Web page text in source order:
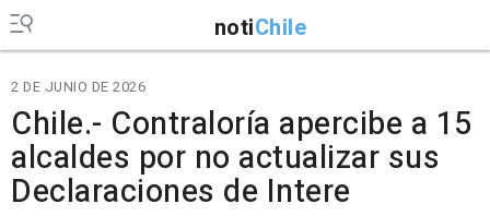
notiChile
2 DE JUNIO DE 2026
Chile.- Contraloría apercibe a 15
alcaldes por no actualizar sus
Declaraciones de Intere